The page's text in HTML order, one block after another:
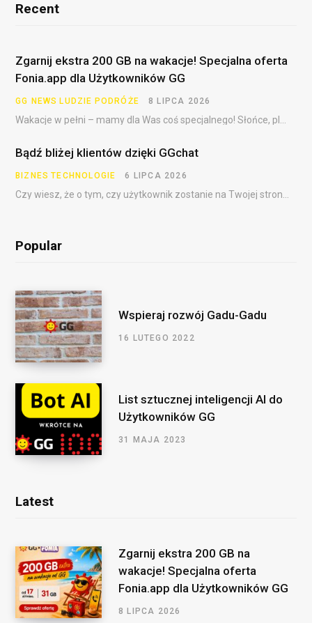
Recent
Zgarnij ekstra 200 GB na wakacje! Specjalna oferta
Fonia.app dla Użytkowników GG
GG NEWS LUDZIE PODRÓŻE 8 LIPCA 2026
Bądź bliżej klientów dzięki GGchat
BIZNES TECHNOLOGIE 6 LIPCA 2026
Popular
Wspieraj rozwój Gadu-Gadu
16 LUTEGO 2022
List sztucznej inteligencji AI do
Użytkowników GG
31 MAJA 2023
Latest
Zgarnij ekstra 200 GB na
wakacje! Specjalna oferta
Fonia.app dla Użytkowników GG
8 LIPCA 2026